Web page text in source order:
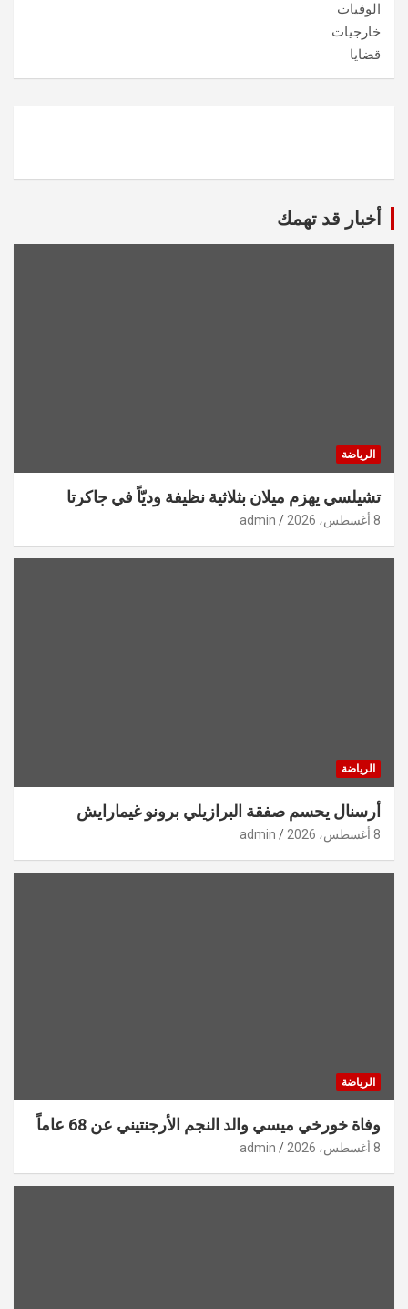
الوفيات
خارجيات
قضايا
أخبار قد تهمك
الرياضة
تشيلسي يهزم ميلان بثلاثية نظيفة وديّاً في جاكرتا
8 أغسطس، 2026 admin
الرياضة
أرسنال يحسم صفقة البرازيلي برونو غيمارايش
8 أغسطس، 2026 admin
الرياضة
وفاة خورخي ميسي والد النجم الأرجنتيني عن 68 عاماً
8 أغسطس، 2026 admin